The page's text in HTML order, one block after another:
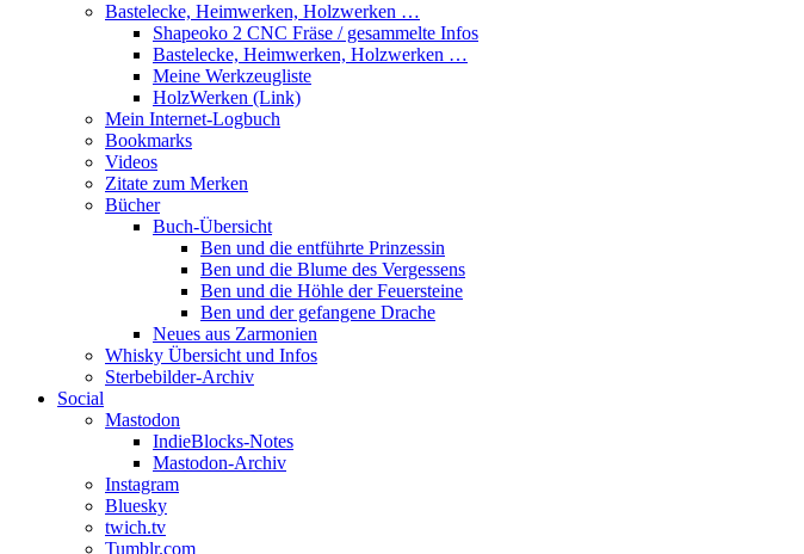
Bastelecke, Heimwerken, Holzwerken …
Shapeoko 2 CNC Fräse / gesammelte Infos
Bastelecke, Heimwerken, Holzwerken …
Meine Werkzeugliste
HolzWerken (Link)
Mein Internet-Logbuch
Bookmarks
Videos
Zitate zum Merken
Bücher
Buch-Übersicht
Ben und die entführte Prinzessin
Ben und die Blume des Vergessens
Ben und die Höhle der Feuersteine
Ben und der gefangene Drache
Neues aus Zarmonien
Whisky Übersicht und Infos
Sterbebilder-Archiv
Social
Mastodon
IndieBlocks-Notes
Mastodon-Archiv
Instagram
Bluesky
twich.tv
Tumblr.com